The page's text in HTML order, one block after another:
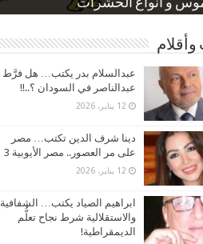
و أنواع الحشرات
بعد ارتفاع الأسعار
نسبة الطلاق في مصر
كاركاتيرية
كاركاتيرية
وأقلام
عبدالسلام بدر يكتب… هل فرَّط
عبدالناصر في السودان ؟..!!
12 يناير، 2026
دينا شرف الدين تكتب… مصر
على مر العصور.. مصر الأيوبية 3
12 يناير، 2026
ابراهيم الصياد يكتب… الشفافية
والاستقلالية شرط نجاح تعلُّم
الديمقراطية!